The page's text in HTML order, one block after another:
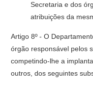
Secretaria e dos
atribuições da
Artigo 8º - O
ór­gão responsável pelos
competindo-lhe a
outros, dos seguintes